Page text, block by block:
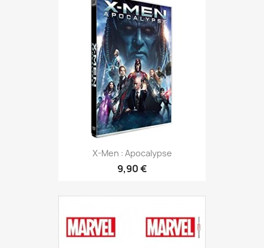
X-Men : Apocalypse
9,90 €